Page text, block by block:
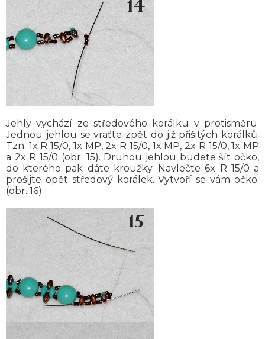
Jehly vychází ze středového korálku v protisměru.
Jednou jehlou se vraťte zpět do již přišitých korálků.
Tzn. 1x R 15/0, 1x MP, 2x R 15/0, 1x MP, 2x R 15/0, 1x MP
a 2x R 15/0 (obr. 15). Druhou jehlou budete šít očko,
do kterého pak dáte kroužky. Navlečte 6x R 15/0 a
prošijte opět středový korálek. Vytvoří se vám očko.
(obr. 16).